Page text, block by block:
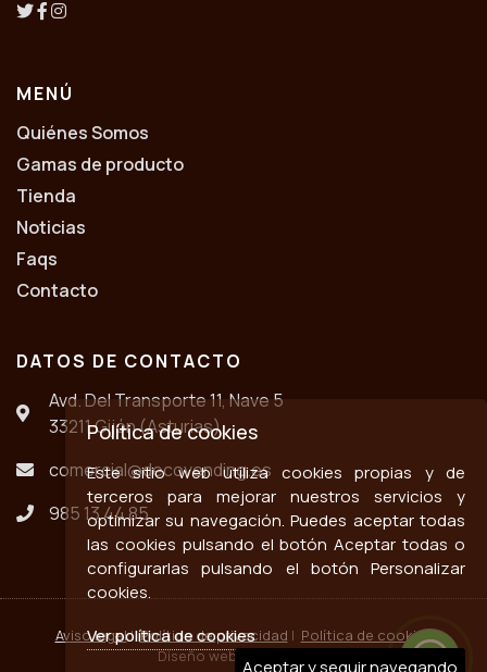
MENÚ
Quiénes Somos
Gamas de producto
Tienda
Noticias
Faqs
Contacto
DATOS DE CONTACTO
Avd. Del Transporte 11, Nave 5
33211 Gijón (Asturias)
comercial@decovending.es
985 13 44 85
Aviso legal|Política de privacidad | Política de cookies
Diseño web ::
Política de cookies
Este sitio web utiliza cookies propias y de
terceros para mejorar nuestros servicios y
optimizar su navegación. Puedes aceptar todas
las cookies pulsando el botón Aceptar todas o
configurarlas pulsando el botón Personalizar
cookies.
Ver política de cookies
Aceptar y seguir navegando